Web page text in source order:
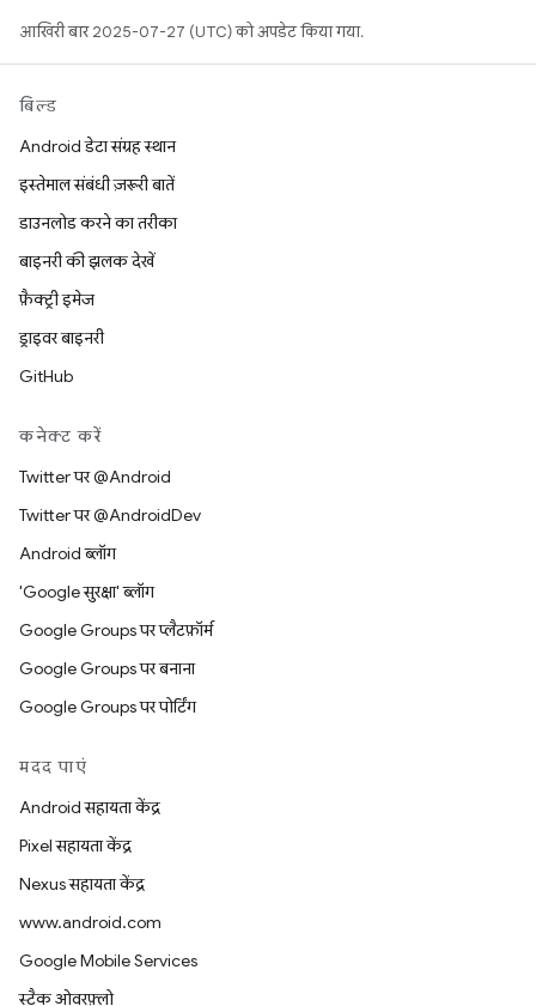
आखिरी बार 2025-07-27 (UTC) को अपडेट किया गया.
बिल्ड
Android डेटा संग्रह स्थान
इस्तेमाल संबंधी ज़रूरी बातें
डाउनलोड करने का तरीका
बाइनरी की झलक देखें
फ़ैक्ट्री इमेज
ड्राइवर बाइनरी
GitHub
कनेक्ट करें
Twitter पर @Android
Twitter पर @AndroidDev
Android ब्लॉग
'Google सुरक्षा' ब्लॉग
Google Groups पर प्लैटफ़ॉर्म
Google Groups पर बनाना
Google Groups पर पोर्टिंग
मदद पाएं
Android सहायता केंद्र
Pixel सहायता केंद्र
Nexus सहायता केंद्र
www.android.com
Google Mobile Services
स्टैक ओवरफ़्लो